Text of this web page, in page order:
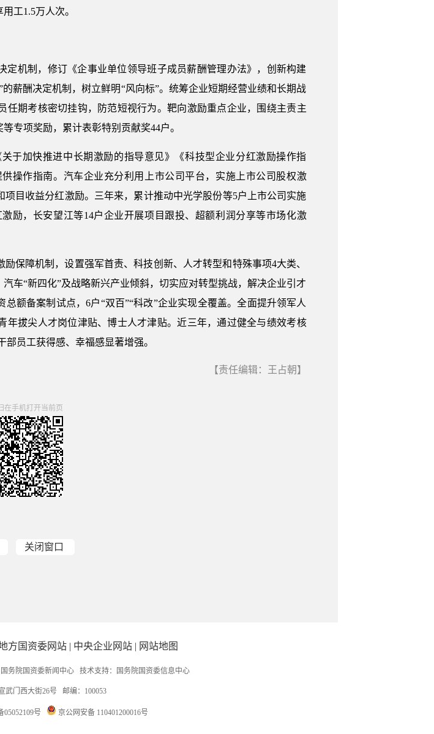
工1.5万人次。
机制，修订《企事业单位领导班子成员薪酬管理办法》，创新构建
薪酬决定机制，树立鲜明“风向标”。统筹企业短期经营业绩和长期战
任期考核密切挂钩，防范短视行为。靶向激励重点企业，围绕主责主
专项奖励，累计表彰特别贡献奖44户。
于加快推进中长期激励的指导意见》《科技型企业分红激励操作指
操作指南。汽车企业充分利用上市公司平台，实施上市公司股权激
目收益分红激励。三年来，累计推动中光学股份等5户上市公司实施
励，长安望江等14户企业开展项目跟投、超额利润分享等市场化激
保障机制，设置强军首责、科技创新、人才转型和特殊事项4大类、
车“新四化”及战略新兴产业倾斜，切实应对转型挑战，解决企业引才
额备案制试点，6户“双百”“科改”企业实现全覆盖。全面提升领军人
拔尖人才岗位津贴、博士人才津贴。近三年，通过健全与绩效考核
员工获得感、幸福感显著增强。
【责任编辑：王占朝】
在手机打开当前页
关闭窗口